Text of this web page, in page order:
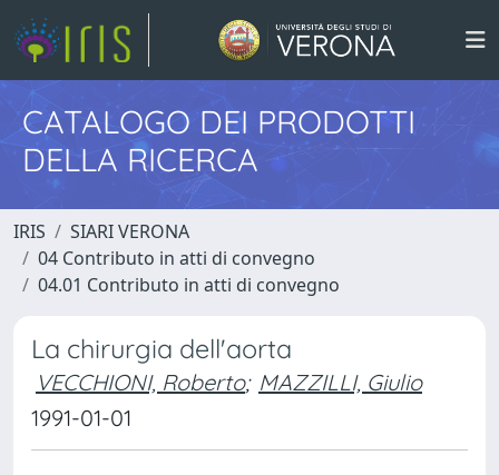
CATALOGO DEI PRODOTTI
DELLA RICERCA
IRIS
SIARI VERONA
04 Contributo in atti di convegno
04.01 Contributo in atti di convegno
La chirurgia dell'aorta
VECCHIONI, Roberto; MAZZILLI, Giulio
1991-01-01